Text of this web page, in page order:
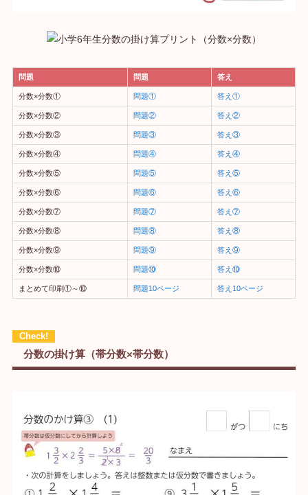
問題 問題 答え
分数×分数① 問題① 答え①
分数×分数② 問題② 答え②
分数×分数③ 問題③ 答え③
分数×分数④ 問題④ 答え④
分数×分数⑤ 問題⑤ 答え⑤
分数×分数⑥ 問題⑥ 答え⑥
分数×分数⑦ 問題⑦ 答え⑦
分数×分数⑧ 問題⑧ 答え⑧
分数×分数⑨ 問題⑨ 答え⑨
分数×分数⑩ 問題⑩ 答え⑩
まとめて印刷①～⑩ 問題10ページ 答え10ページ
分数の掛け算（帯分数×帯分数）